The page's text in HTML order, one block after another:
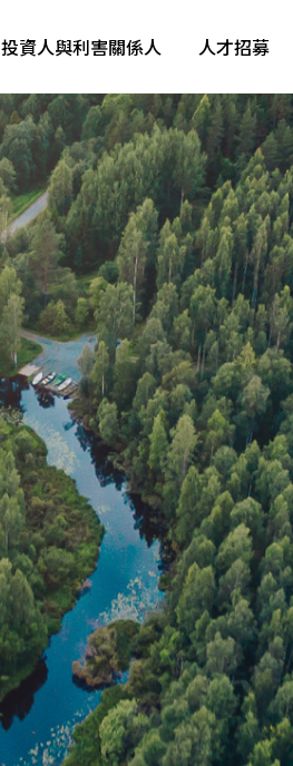
投資人與利害關係人 人才招募